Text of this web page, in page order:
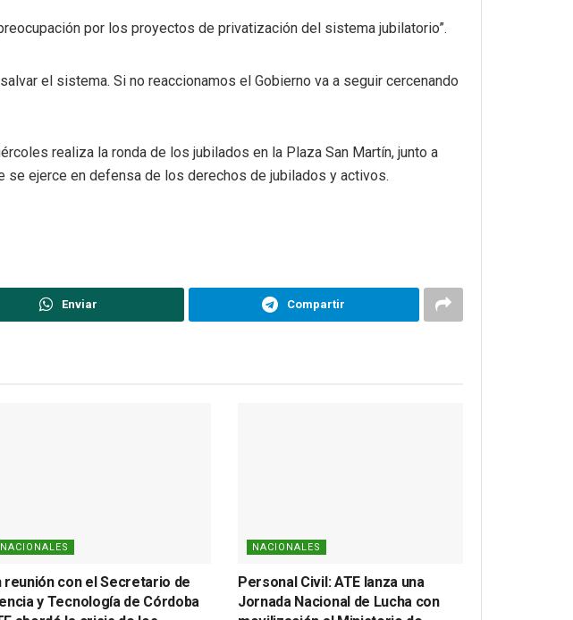
por los proyectos de privatización del sistema jubilatorio”.
el sistema. Si no reaccionamos el Gobierno va a seguir cercenando
realiza la ronda de los jubilados en la Plaza San Martín, junto a
se ejerce en defensa de los derechos de jubilados y activos.
Enviar Compartir
NACIONALES
reunión con el Secretario de
y Tecnología de Córdoba
NACIONALES
Personal Civil: ATE lanza una
Jornada Nacional de Lucha con